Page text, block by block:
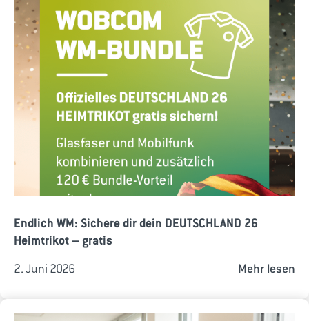
Endlich WM: Sichere dir dein DEUTSCHLAND 26
Heimtrikot – gratis
2. Juni 2026 Mehr lesen